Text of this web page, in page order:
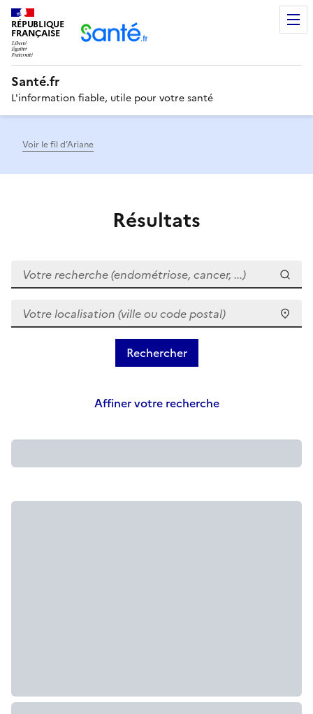
RÉPUBLIQUE
FRANÇAISE
Santé.fr
L'information fiable, utile pour votre santé
Voir le fil d’Ariane
Résultats
Votre recherche (endométriose, cancer, ...)
Votre localisation (ville ou code postal)
Affiner votre recherche